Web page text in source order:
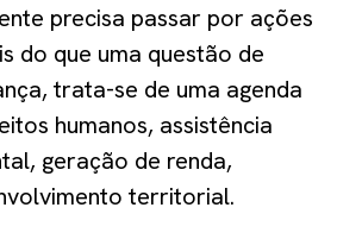
precisa passar por ações
do que uma questão de
trata-se de uma agenda
humanos, assistência
geração de renda,
territorial.